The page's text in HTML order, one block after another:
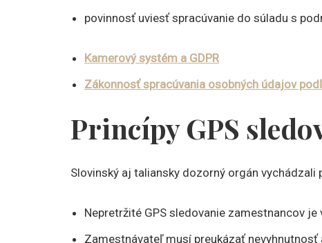
povinnosť uviesť spracúvanie do súladu s
Kamerový systém a GDPR
Zákonnosť spracúvania osobných údajov
Princípy GPS
Slovinský aj taliansky dozorný orgán
Nepretržité GPS sledovanie zamestnancov
Zamestnávateľ musí preukázať